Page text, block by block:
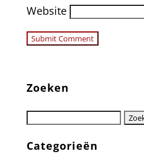
Website
Zoeken
Categorieën